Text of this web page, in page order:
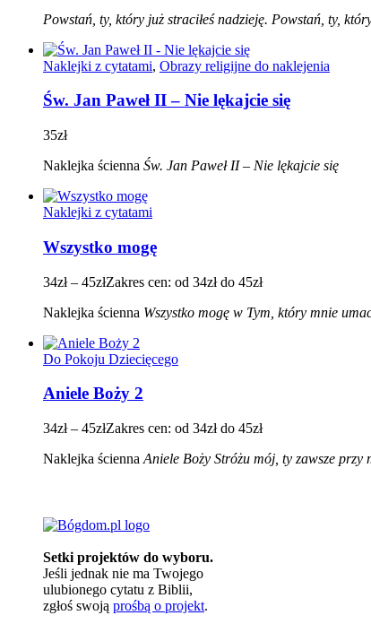
Powstań, ty, który już straciłeś nadzieję. Powstań, ty,
Naklejki z cytatami, Obrazy religijne do naklejenia
Św. Jan Paweł II – Nie lękajcie się
35zł
Naklejka ścienna Św. Jan Paweł II – Nie lękajcie się
Naklejki z cytatami
Wszystko mogę
34zł – 45złZakres cen: od 34zł do 45zł
Naklejka ścienna Wszystko mogę w Tym, który mnie
Do Pokoju Dziecięcego
Aniele Boży 2
34zł – 45złZakres cen: od 34zł do 45zł
Naklejka ścienna Aniele Boży Stróżu mój, ty zawsze przy
Setki projektów do wyboru.
Jeśli jednak nie ma Twojego
ulubionego cytatu z Biblii,
zgłoś swoją prośbą o projekt.